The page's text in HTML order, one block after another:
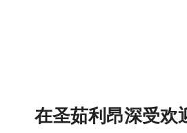
在圣茹利昂深受欢